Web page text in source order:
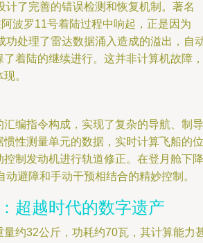
计了完善的错误检测和恢复机制。著名
阿波罗11号着陆过程中响起，正是因为
功处理了雷达数据涌入造成的溢出，自
着陆的继续进行。这并非计算机故障，
。
编指令构成，实现了复杂的导航、制导
性测量单元的数据，实时计算飞船的位
制发动机进行轨道修正。在登月舱下降
避障和手动干预相结合的精妙控制。
超越时代的数字遗产
约32公斤，功耗约70瓦，其计算能力